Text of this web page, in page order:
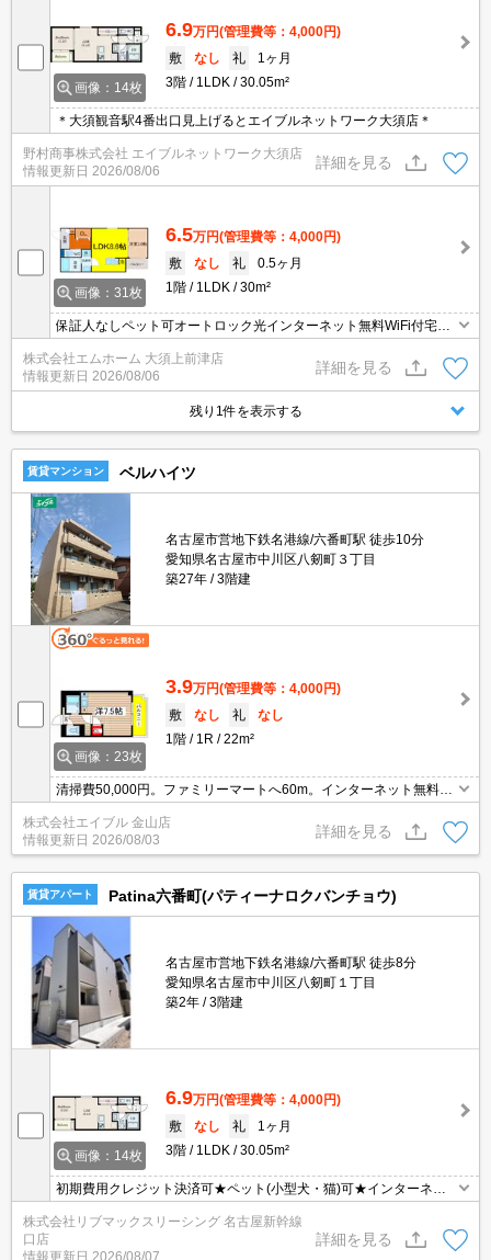
画像：14枚
6.9万円(管理費等：4,000円)
敷
なし 礼
1ヶ月
3階
1LDK 30.05m²
＊大須観音駅4番出口見上げるとエイブルネットワーク大須店＊
野村商事株式会社 エイブルネットワーク大須店
情報更新日 2026/08/06
詳細を見る
画像：31枚
6.5万円(管理費等：4,000円)
敷
なし 礼
0.5ヶ月
1階
1LDK 30m²
保証人なしペット可オートロック光インターネット無料WiFi付宅配
ボックス完備
株式会社エムホーム 大須上前津店
情報更新日 2026/08/06
詳細を見る
残り1件を表示する
賃貸マンション ベルハイツ
名古屋市営地下鉄名港線/六番町駅 徒歩10分
愛知県名古屋市中川区八剱町３丁目
築27年
3階建
画像：23枚
3.9万円(管理費等：4,000円)
敷
なし 礼
なし
1階
1R 22m²
清掃費50,000円。ファミリーマートへ60m。インターネット無料。
額2%)。この家賃はなかなか無いです。学生さんにオススメ。
株式会社エイブル 金山店
情報更新日 2026/08/03
詳細を見る
賃貸アパート Patina六番町(パティーナロクバンチョウ)
名古屋市営地下鉄名港線/六番町駅 徒歩8分
愛知県名古屋市中川区八剱町１丁目
築2年
3階建
画像：14枚
6.9万円(管理費等：4,000円)
敷
なし 礼
1ヶ月
3階
1LDK 30.05m²
初期費用クレジット決済可★ペット(小型犬・猫)可★インターネッ
立地です！
株式会社リブマックスリーシング 名古屋新幹線
口店
情報更新日 2026/08/07
詳細を見る